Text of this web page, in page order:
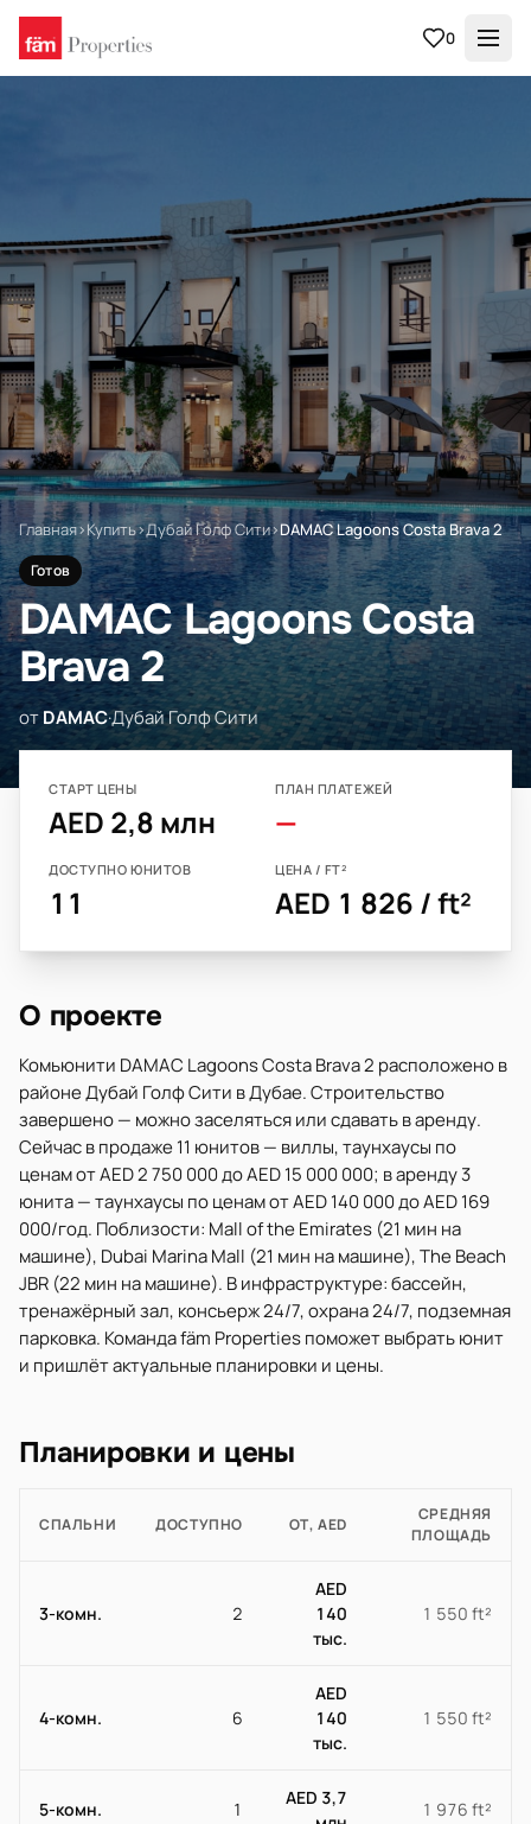
0
Главная›Купить›Дубай Голф Сити›DAMAC Lagoons Costa Brava 2
Готов
DAMAC Lagoons Costa
Brava 2
отDAMAC·Дубай Голф Сити
СТАРТ ЦЕНЫ
AED 2,8 млн
ПЛАН ПЛАТЕЖЕЙ
—
ДОСТУПНО ЮНИТОВ
11
ЦЕНА / FT²
AED 1 826 / ft²
О проекте
Комьюнити DAMAC Lagoons Costa Brava 2 расположено в
районе Дубай Голф Сити в Дубае. Строительство
завершено — можно заселяться или сдавать в аренду.
Сейчас в продаже 11 юнитов — виллы, таунхаусы по
ценам от AED 2 750 000 до AED 15 000 000; в аренду 3
юнита — таунхаусы по ценам от AED 140 000 до AED 169
000/год. Поблизости: Mall of the Emirates (21 мин на
машине), Dubai Marina Mall (21 мин на машине), The Beach
JBR (22 мин на машине). В инфраструктуре: бассейн,
тренажёрный зал, консьерж 24/7, охрана 24/7, подземная
парковка. Команда fäm Properties поможет выбрать юнит
и пришлёт актуальные планировки и цены.
Планировки и цены
СПАЛЬНИ ДОСТУПНО ОТ, AED
СРЕДНЯЯ
ПЛОЩАДЬ
3-комн. 2
AED
140
тыс.
1 550 ft²
4-комн. 6
AED
140
тыс.
1 550 ft²
5-комн. 1
AED 3,7
1 976 ft²